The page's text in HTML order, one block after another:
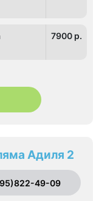
7900 p.
Адиля 2
49-09